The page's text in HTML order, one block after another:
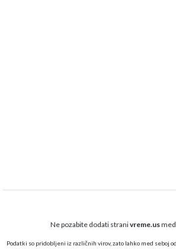
Ne pozabite dodati stranivreme.usmed
Podatki so pridobljeni iz različnih virov, zato lahko med seboj